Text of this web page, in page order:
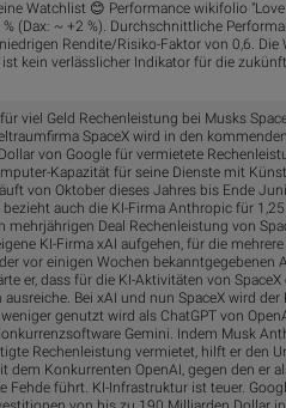
Watchlist 😊 Performance wikifolio
(Dax: ~ +2 %). Durchschnittliche
Rendite/Risiko-Faktor von 0,6.
ist kein verlässlicher Indikator für die
viel Geld Rechenleistung bei Musks
SpaceX wird in den
von Google für vermietete
Kapazität für seine Dienste mit
von Oktober dieses Jahres bis Ende
bezieht auch die KI-Firma Anthropic für
mehrjährigen Deal Rechenleistung von
KI-Firma xAI aufgehen, für die
vor einigen Wochen bekanntgegebenen
er, dass für die KI-Aktivitäten von SpaceX
ausreiche. Bei xAI und nun SpaceX wird der
genutzt wird als ChatGPT von
Gemini. Indem Musk
Rechenleistung vermietet, hilft er den
dem Konkurrenten OpenAI, gegen den er
Fehde führt. KI-Infrastruktur ist teuer.